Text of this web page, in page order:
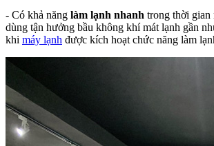
- Có khả năng làm lạnh nhanh trong thời gian
dùng tận hưởng bầu không khí mát lạnh gần
khi máy lạnh được kích hoạt chức năng làm